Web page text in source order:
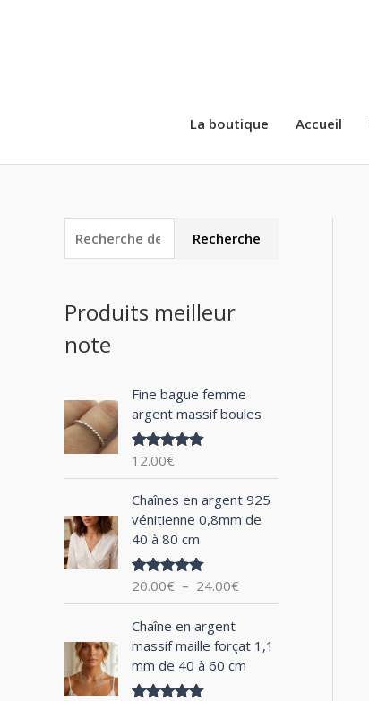
La boutique Accueil
e
h
e
h
u
r
:
Recherche
Produits meilleur
note
Fine bague femme
argent massif boules
Note5.00
12.00€
Chaînes en argent 925
vénitienne 0,8mm de
40 à 80 cm
Note5.00
20.00€ – 24.00€
l
a
e
r
i
Chaîne en argent
massif maille forçat 1,1
mm de 40 à 60 cm
a
g